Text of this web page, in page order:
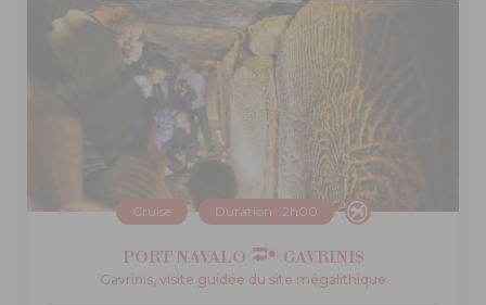
Cruise Duration : 2h00
PORT NAVALO GAVRINIS
Gavrinis, visite guidée du site mégalithique